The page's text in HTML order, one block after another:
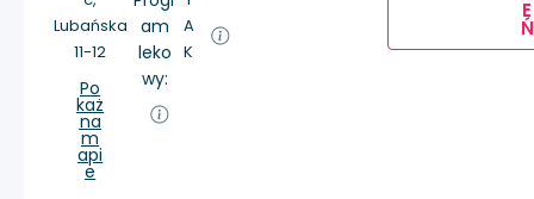
Lubańska
11-12
Po
każ
na
m
api
e
am
leko
wy:
A
K
E
Ń